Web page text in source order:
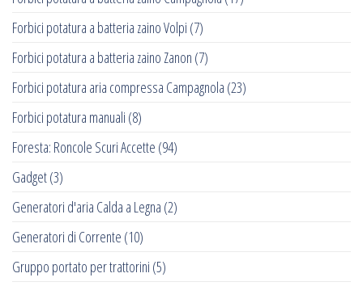
Forbici potatura a batteria zaino Volpi (7)
Forbici potatura a batteria zaino Zanon (7)
Forbici potatura aria compressa Campagnola (23)
Forbici potatura manuali (8)
Foresta: Roncole Scuri Accette (94)
Gadget(3)
Generatori d'aria Calda a Legna (2)
Generatori di Corrente (10)
Gruppo portato per trattorini (5)